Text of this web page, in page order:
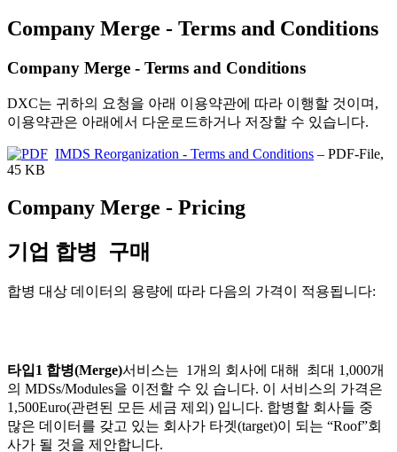
Company Merge - Terms and Conditions
Company Merge - Terms and Conditions
DXC는 귀하의 요청을 아래 이용약관에 따라 이행할 것이며,
이용약관은 아래에서 다운로드하거나 저장할 수 있습니다.
IMDS Reorganization - Terms and Conditions – PDF-File,
45 KB
Company Merge - Pricing
기업 합병 구매
합병 대상 데이터의 용량에 따라 다음의 가격이 적용됩니다:
타입1 합병(Merge)서비스는 1개의 회사에 대해 최대 1,000개
의 MDSs/Modules을 이전할 수 있 습니다. 이 서비스의 가격은
1,500Euro(관련된 모든 세금 제외) 입니다. 합병할 회사들 중
많은 데이터를 갖고 있는 회사가 타겟(target)이 되는 “Roof”회
사가 될 것을 제안합니다.